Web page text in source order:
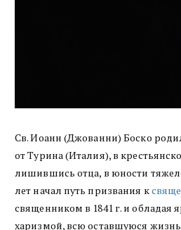
Св. Иоанн (Джованни) Боско
от Турина (Италия), в
лишившись отца, в юности
лет начал путь призвания к
священником в 1841 г. и обладая
харизмой, всю оставшуюся жизнь